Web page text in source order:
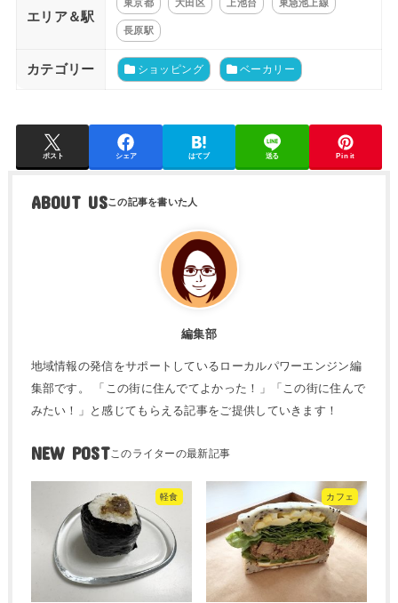
エリア＆駅
東京都 大田区 上池台 東急池上線
長原駅
カテゴリー ショッピング ベーカリー
ポスト シェア はてブ 送る Pin it
ABOUT US
編集部
地域情報の発信をサポートしているローカルパワーエンジン編
集部です。 「この街に住んでてよかった！」「この街に住んで
みたい！」と感じてもらえる記事をご提供していきます！
NEW POST
軽食 カフェ